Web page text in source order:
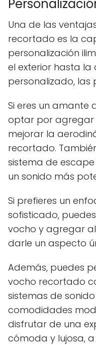
Una de las
recortado es la
personalización
el exterior hasta la
personalizado, las
Si eres un amante
optar por agregar
mejorar la
recortado.
sistema de
un sonido más
Si prefieres un
sofisticado,
vocho y agregar
darle un aspecto
Además, puedes
vocho recortado
sistemas de
comodidades
disfrutar de una
cómoda y lujosa,